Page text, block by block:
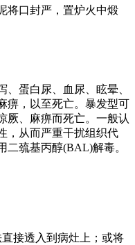
将口封严，置炉火中煅
蛋白尿、血尿、眩晕、
痹，以至死亡。暴发型可
厥、麻痹而死亡。一般认
，从而严重干扰组织代
二巯基丙醇(BAL)解毒。
接透入到病灶上；或将